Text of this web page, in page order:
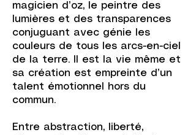
magicien d’oz, le peintre des
lumières et des transparences
conjuguant avec génie les
couleurs de tous les arcs-en-ciel
de la terre. Il est la vie même et
sa création est empreinte d’un
talent émotionnel hors du
commun.
Entre abstraction, liberté,